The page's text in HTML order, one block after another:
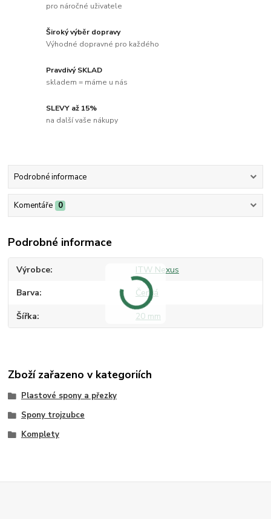
pro náročné uživatele
Široký výběr dopravy
Výhodné dopravné pro každého
Pravdivý SKLAD
skladem = máme u nás
SLEVY až 15%
na další vaše nákupy
Podrobné informace
Komentáře 0
Podrobné informace
Výrobce ITW Nexus
Barva Černá
Šířka 20 mm
Zboží zařazeno v kategoriích
Plastové spony a přezky
Spony trojzubce
Komplety